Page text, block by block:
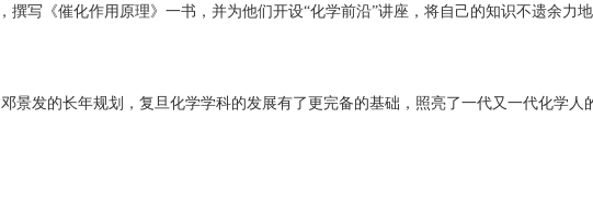
撰写《催化作用原理》一书，并为他们开设“化学前沿”讲座，将自己的知识不遗余力
景发的长年规划，复旦化学学科的发展有了更完备的基础，照亮了一代又一代化学人